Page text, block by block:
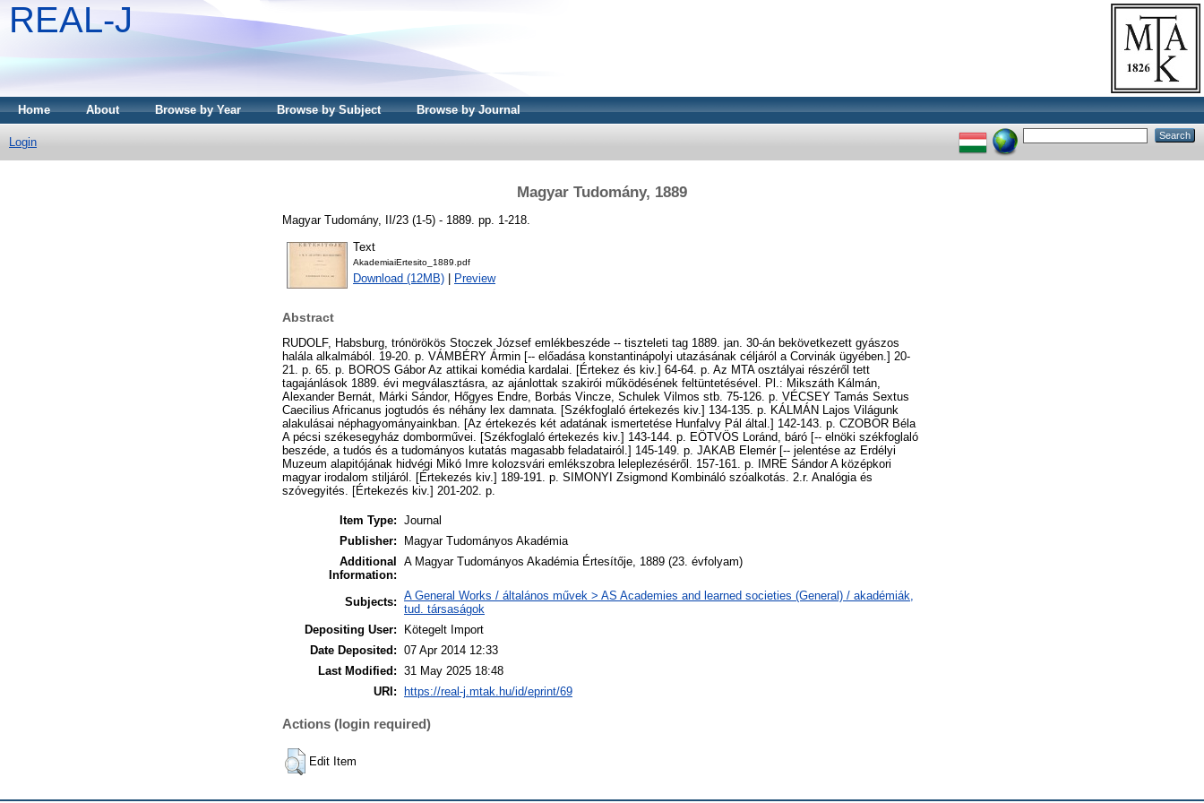
REAL-J
Home About Browse by Year Browse by Subject Browse by Journal
Login
Magyar Tudomány, 1889
Magyar Tudomány, II/23 (1-5) - 1889. pp. 1-218.
Text
AkademiaiErtesito_1889.pdf
Download (12MB) Preview
Abstract
RUDOLF, Habsburg, trónörökös Stoczek József emlékbeszéde -- tiszteleti tag 1889. jan. 30-án bekövetkezett gyászos
halála alkalmából. 19-20. p. VÁMBÉRY Ármin [-- előadása konstantinápolyi utazásának céljáról a Corvinák ügyében.] 20-
21. p. 65. p. BOROS Gábor Az attikai komédia kardalai. [Értekez és kiv.] 64-64. p. Az MTA osztályai részéről tett
tagajánlások 1889. évi megválasztásra, az ajánlottak szakirói működésének feltüntetésével. Pl.: Mikszáth Kálmán,
Alexander Bernát, Márki Sándor, Hőgyes Endre, Borbás Vincze, Schulek Vilmos stb. 75-126. p. VÉCSEY Tamás Sextus
Caecilius Africanus jogtudós és néhány lex damnata. [Székfoglaló értekezés kiv.] 134-135. p. KÁLMÁN Lajos Világunk
alakulásai néphagyományainkban. [Az értekezés két adatának ismertetése Hunfalvy Pál által.] 142-143. p. CZOBOR Béla
A pécsi székesegyház domborművei. [Székfoglaló értekezés kiv.] 143-144. p. EÖTVÖS Loránd, báró [-- elnöki székfoglaló
beszéde, a tudós és a tudományos kutatás magasabb feladatairól.] 145-149. p. JAKAB Elemér [-- jelentése az Erdélyi
Muzeum alapitójának hidvégi Mikó Imre kolozsvári emlékszobra leleplezéséről. 157-161. p. IMRE Sándor A középkori
magyar irodalom stiljáról. [Értekezés kiv.] 189-191. p. SIMONYI Zsigmond Kombináló szóalkotás. 2.r. Analógia és
szóvegyités. [Értekezés kiv.] 201-202. p.
Item Type: Journal
Publisher:
Magyar Tudományos Akadémia
Additional
Information:
A Magyar Tudományos Akadémia Értesítője, 1889 (23. évfolyam)
Subjects: A General Works / általános művek > AS Academies and learned societies (General) / akadémiák,
tud. társaságok
Depositing User:
Kötegelt Import
Date Deposited: 07 Apr 2014 12:33
Last Modified: 31 May 2025 18:48
URI: https://real-j.mtak.hu/id/eprint/69
Actions (login required)
Edit Item